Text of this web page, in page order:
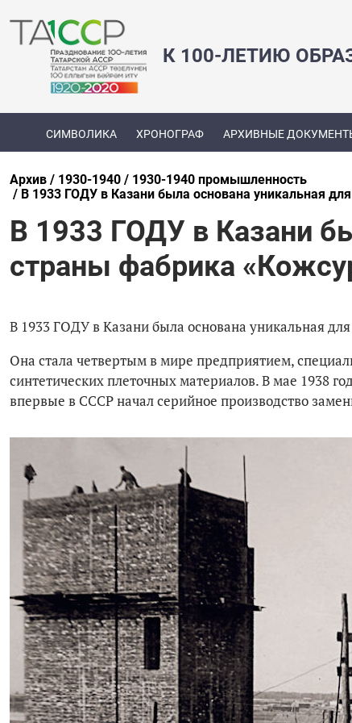
К 100-ЛЕТИЮ
СИМВОЛИКА ХРОНОГРАФ АРХИВНЫЕ
Архив 1930-1940
1930-1940 промышленность
В 1933 ГОДУ в Казани была основана уникальная
В 1933 ГОДУ в Казани
страны фабрика
В 1933 ГОДУ в Казани была основана уникальная
Она стала четвертым в мире предприятием,
синтетических плеточных материалов. В мае 1938
впервые в СССР начал серийное производство